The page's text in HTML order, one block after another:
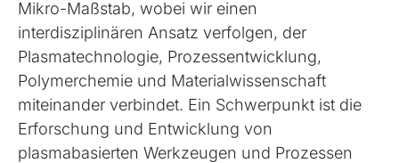
Mikro-Maßstab, wobei wir einen
interdisziplinären Ansatz verfolgen, der
Plasmatechnologie, Prozessentwicklung,
Polymerchemie und Materialwissenschaft
miteinander verbindet. Ein Schwerpunkt ist die
Erforschung und Entwicklung von
plasmabasierten Werkzeugen und Prozessen